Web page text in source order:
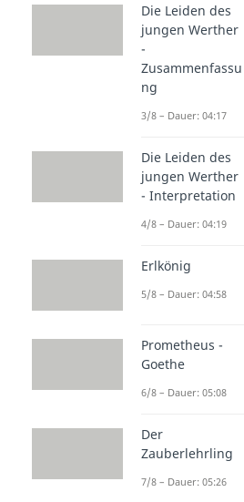
Die Leiden des
jungen Werther
-
Zusammenfassu
ng
3/8 – Dauer: 04:17
Die Leiden des
jungen Werther
- Interpretation
4/8 – Dauer: 04:19
Erlkönig
5/8 – Dauer: 04:58
Prometheus -
Goethe
6/8 – Dauer: 05:08
Der
Zauberlehrling
7/8 – Dauer: 05:26